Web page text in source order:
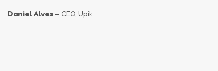
Daniel Alves – CEO, Upik